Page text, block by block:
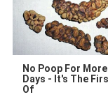
No Poop For
Days - It's The
Of